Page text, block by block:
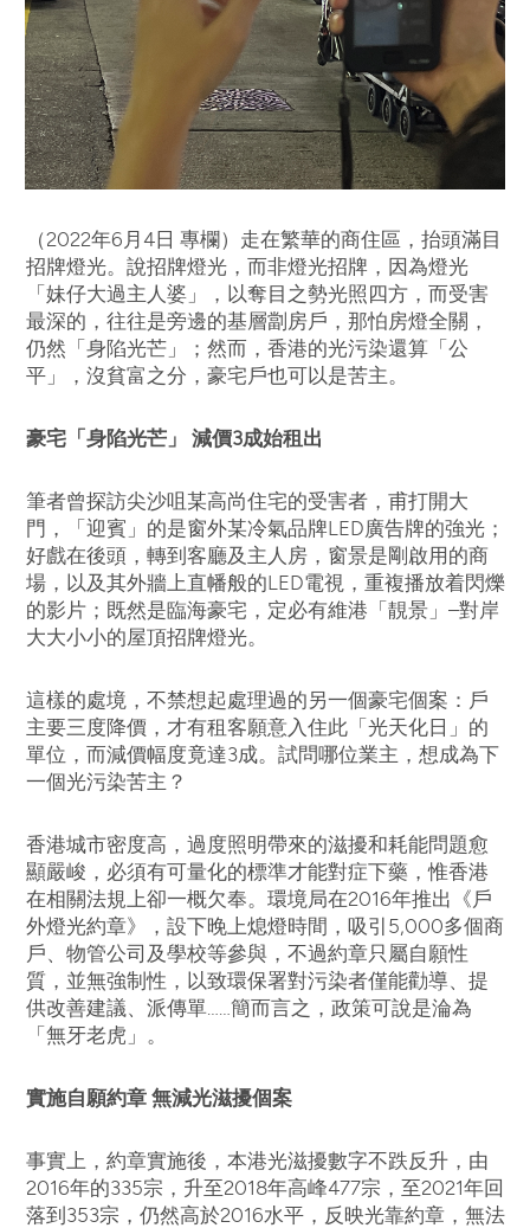
（2022年6月4日 專欄）走在繁華的商住區，抬頭滿目
招牌燈光。說招牌燈光，而非燈光招牌，因為燈光
「妹仔大過主人婆」，以奪目之勢光照四方，而受害
最深的，往往是旁邊的基層劏房戶，那怕房燈全關，
仍然「身陷光芒」；然而，香港的光污染還算「公
平」，沒貧富之分，豪宅戶也可以是苦主。
豪宅「身陷光芒」 減價3成始租出
筆者曾探訪尖沙咀某高尚住宅的受害者，甫打開大
門，「迎賓」的是窗外某冷氣品牌LED廣告牌的強光；
好戲在後頭，轉到客廳及主人房，窗景是剛啟用的商
場，以及其外牆上直幡般的LED電視，重複播放着閃爍
的影片；既然是臨海豪宅，定必有維港「靚景」–對岸
大大小小的屋頂招牌燈光。
這樣的處境，不禁想起處理過的另一個豪宅個案：戶
主要三度降價，才有租客願意入住此「光天化日」的
單位，而減價幅度竟達3成。試問哪位業主，想成為下
一個光污染苦主？
香港城市密度高，過度照明帶來的滋擾和耗能問題愈
顯嚴峻，必須有可量化的標準才能對症下藥，惟香港
在相關法規上卻一概欠奉。環境局在2016年推出《戶
外燈光約章》，設下晚上熄燈時間，吸引5,000多個商
戶、物管公司及學校等參與，不過約章只屬自願性
質，並無強制性，以致環保署對污染者僅能勸導、提
供改善建議、派傳單……簡而言之，政策可說是淪為
「無牙老虎」。
實施自願約章 無減光滋擾個案
事實上，約章實施後，本港光滋擾數字不跌反升，由
2016年的335宗，升至2018年高峰477宗，至2021年回
落到353宗，仍然高於2016水平，反映光靠約章，無法